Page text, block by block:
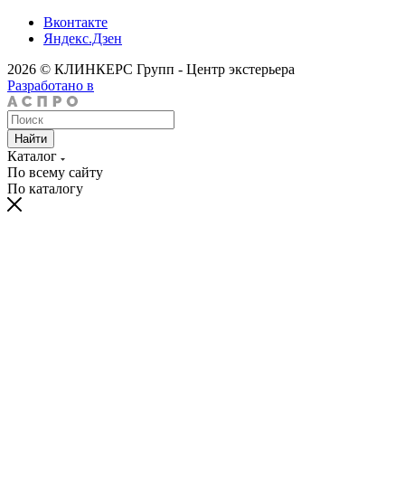
Вконтакте
Яндекс.Дзен
2026 © КЛИНКЕРС Групп - Центр экстерьера
Разработано в
Найти
Каталог
По всему сайту
По каталогу